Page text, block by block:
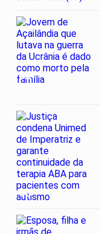
02
03